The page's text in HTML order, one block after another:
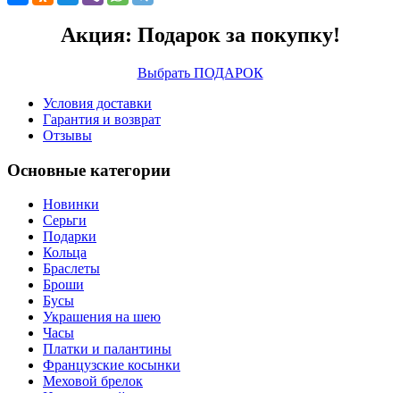
Акция: Подарок за покупку!
Выбрать ПОДАРОК
Условия доставки
Гарантия и возврат
Отзывы
Основные категории
Новинки
Серьги
Подарки
Кольца
Браслеты
Броши
Бусы
Украшения на шею
Часы
Платки и палантины
Французские косынки
Меховой брелок